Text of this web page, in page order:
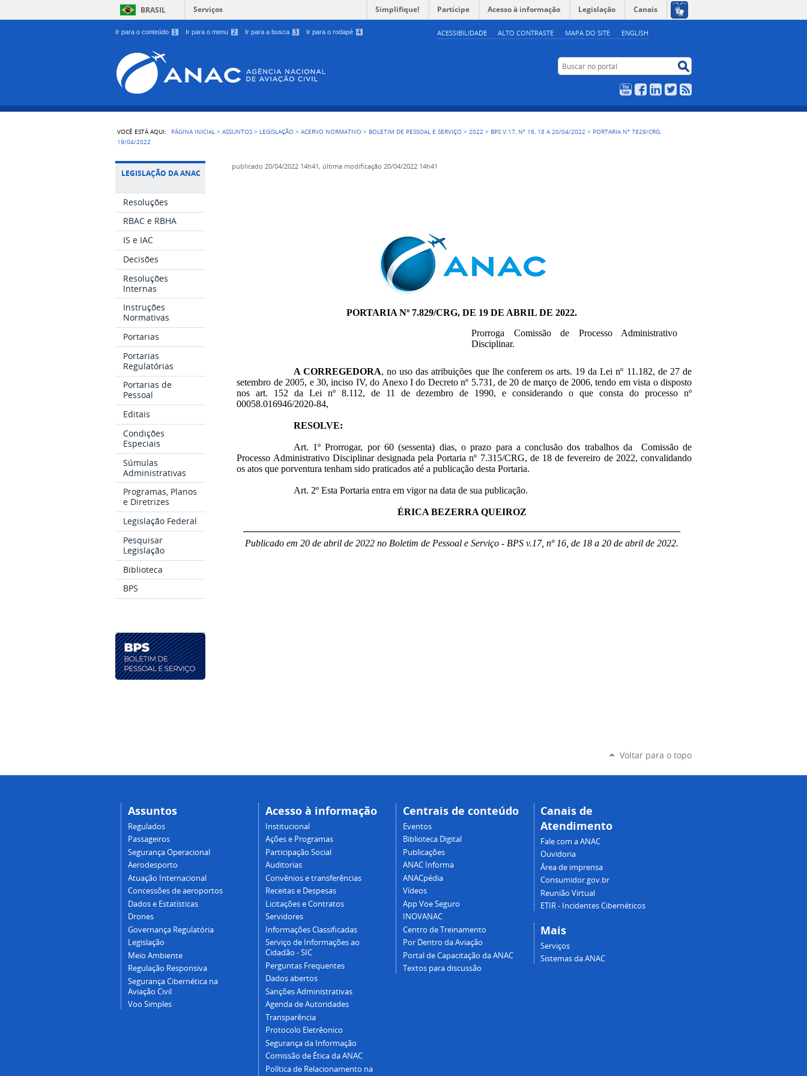
Ir para o conteúdo 1 Ir para o menu 2 Ir para a busca 3 Ir para o rodapé 4 ACESSIBILIDADE ALTO CONTRASTE MAPA DO SITE ENGLISH
BRASIL Serviços Simplifique! Participe Acesso à informação Legislação Canais
Buscar no portal
YouTubeFacebookLinkedIn
Twitter
VOCÊ ESTÁ AQUI: PÁGINA INICIAL >ASSUNTOS > LEGISLAÇÃO >ACERVO NORMATIVO > BOLETIM DE PESSOAL E SERVIÇO >2022 > BPS V.17, Nº 16, 18 A 20/04/2022 > PORTARIA Nº 7829/CRG,
19/04/2022
LEGISLAÇÃO DA ANAC
Resoluções
RBAC e RBHA
IS e IAC
Decisões
Resoluções
Internas
Instruções
Normativas
Portarias
Portarias
Regulatórias
Portarias de
Pessoal
Editais
Condições
Especiais
Súmulas
Administrativas
Programas, Planos
e Diretrizes
Legislação Federal
Pesquisar
Legislação
Biblioteca
BPS
publicado 20/04/2022 14h41, última modificação 20/04/2022 14h41
PORTARIA Nº 7.829/CRG, DE 19 DE ABRIL DE 2022.
Prorroga Comissão de Processo Administrativo
Disciplinar.
A CORREGEDORA, no uso das atribuições que lhe conferem os arts. 19 da Lei nº 11.182, de 27 de
setembro de 2005, e 30, inciso IV, do Anexo I do Decreto nº 5.731, de 20 de março de 2006, tendo em vista o disposto
nos art. 152 da Lei nº 8.112, de 11 de dezembro de 1990, e considerando o que consta do processo nº
00058.016946/2020-84,
RESOLVE:
Art. 1º Prorrogar, por 60 (sessenta) dias, o prazo para a conclusão dos trabalhos da Comissão de
Processo Administrativo Disciplinar designada pela Portaria nº 7.315/CRG, de 18 de fevereiro de 2022, convalidando
os atos que porventura tenham sido praticados até a publicação desta Portaria.
Art. 2º Esta Portaria entra em vigor na data de sua publicação.
ÉRICA BEZERRA QUEIROZ
Publicado em 20 de abril de 2022 no Boletim de Pessoal e Serviço - BPS v.17, nº 16, de 18 a 20 de abril de 2022.
Voltar para o topo
Assuntos
Regulados
Passageiros
Segurança Operacional
Aerodesporto
Atuação Internacional
Concessões de aeroportos
Dados e Estatísticas
Drones
Governança Regulatória
Legislação
Meio Ambiente
Regulação Responsiva
Segurança Cibernética na
Aviação Civil
Voo Simples
Acesso à informação
Institucional
Ações e Programas
Participação Social
Auditorias
Convênios e transferências
Receitas e Despesas
Licitações e Contratos
Servidores
Informações Classificadas
Serviço de Informações ao
Cidadão - SIC
Perguntas Frequentes
Dados abertos
Sanções Administrativas
Agenda de Autoridades
Transparência
Protocolo Eletrêonico
Segurança da Informação
Comissão de Ética da ANAC
Política de Relacionamento na
Centrais de conteúdo
Eventos
Biblioteca Digital
Publicações
ANAC Informa
ANACpédia
Vídeos
App Voe Seguro
INOVANAC
Centro de Treinamento
Por Dentro da Aviação
Portal de Capacitação da ANAC
Textos para discussão
Canais de
Atendimento
Fale com a ANAC
Ouvidoria
Área de imprensa
Consumidor.gov.br
Reunião Virtual
ETIR - Incidentes Cibernéticos
Mais
Serviços
Sistemas da ANAC